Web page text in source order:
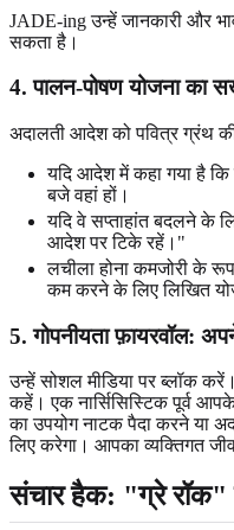
JADE-ing उन्हें जानकारी और
सकता है।
4. पालन-पोषण योजना का
अदालती आदेश को पवित्र ग्रंथ
यदि आदेश में कहा गया है
बजे वहां हों।
यदि वे सप्ताहांत बदलने के
आदेश पर टिके रहें।"
लचीला होना कमजोरी के
कम करने के लिए लिखित
5. गोपनीयता फ़ायरवॉल:
उन्हें सोशल मीडिया पर ब्लॉक
कहें। एक नार्सिसिस्टिक पूर्व
का उपयोग नाटक पैदा करने या
लिए करेगा। आपका व्यक्तिगत
संचार हैक: "ग्रे रॉक"